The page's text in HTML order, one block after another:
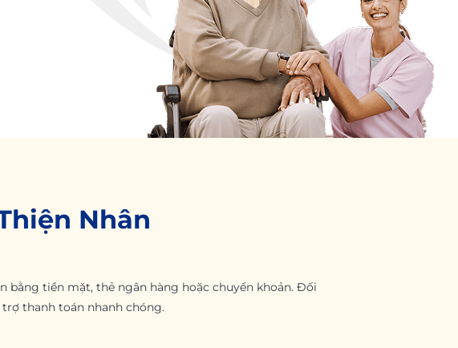
Nhân
tiền mặt, thẻ ngân hàng hoặc chuyển khoản. Đối
thanh toán nhanh chóng.